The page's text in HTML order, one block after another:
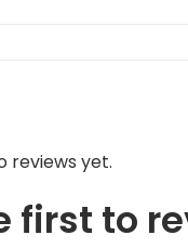
reviews yet.
first to